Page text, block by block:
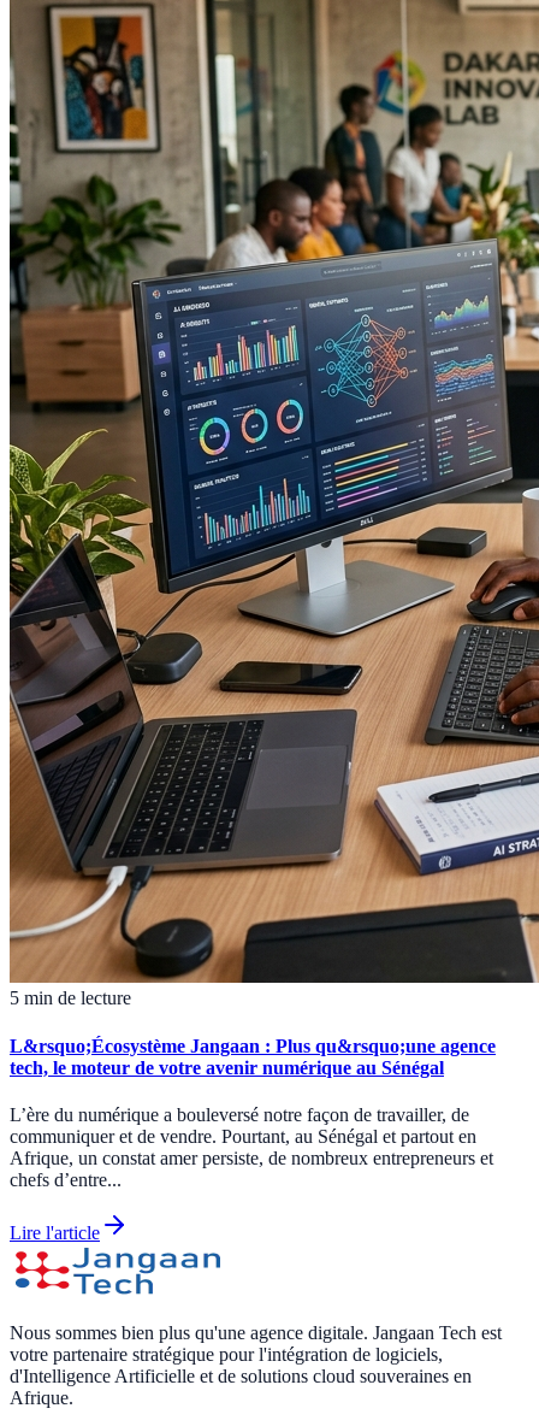
5 min de lecture
L&rsquo;Écosystème Jangaan : Plus qu&rsquo;une agence
tech, le moteur de votre avenir numérique au Sénégal
L’ère du numérique a bouleversé notre façon de travailler, de
communiquer et de vendre. Pourtant, au Sénégal et partout en
Afrique, un constat amer persiste, de nombreux entrepreneurs et
chefs d’entre...
Lire l'article
Nous sommes bien plus qu'une agence digitale. Jangaan Tech est
votre partenaire stratégique pour l'intégration de logiciels,
d'Intelligence Artificielle et de solutions cloud souveraines en
Afrique.